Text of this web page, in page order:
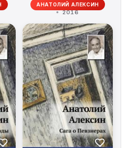
АНАТОЛИЙ АЛЕКСИН
2016